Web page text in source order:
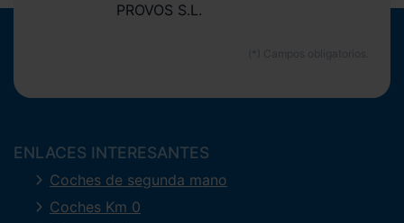
PROVOS S.L.
ENLACES INTERESANTES
Coches de segunda mano
Coches Km 0